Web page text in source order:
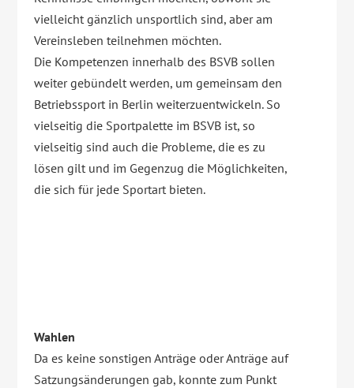
vielleicht gänzlich unsportlich sind, aber am
Vereinsleben teilnehmen möchten.
Die Kompetenzen innerhalb des BSVB sollen
weiter gebündelt werden, um gemeinsam den
Betriebssport in Berlin weiterzuentwickeln. So
vielseitig die Sportpalette im BSVB ist, so
vielseitig sind auch die Probleme, die es zu
lösen gilt und im Gegenzug die Möglichkeiten,
die sich für jede Sportart bieten.
Wahlen
Da es keine sonstigen Anträge oder Anträge auf
Satzungsänderungen gab, konnte zum Punkt